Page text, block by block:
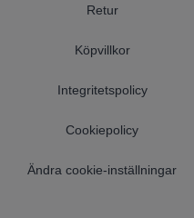
Retur
Köpvillkor
Integritetspolicy
Cookiepolicy
Ändra cookie-inställningar